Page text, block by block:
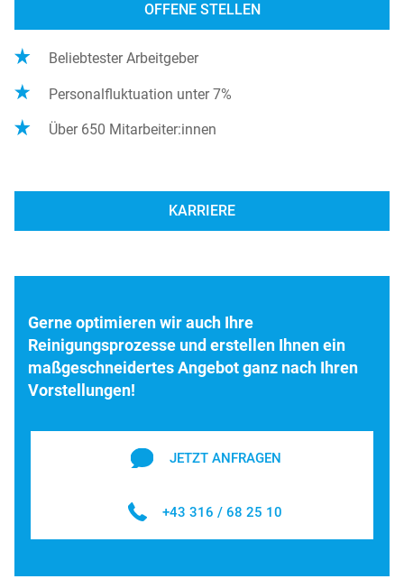
OFFENE STELLEN
Beliebtester Arbeitgeber
Personalfluktuation unter 7%
Über 650 Mitarbeiter:innen
KARRIERE
Gerne optimieren wir auch Ihre
Reinigungsprozesse und erstellen Ihnen ein
maßgeschneidertes Angebot ganz nach Ihren
Vorstellungen!
JETZT ANFRAGEN
+43 316 / 68 25 10